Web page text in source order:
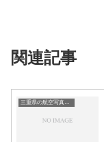
関連記事
三重県の航空写真・空中写真